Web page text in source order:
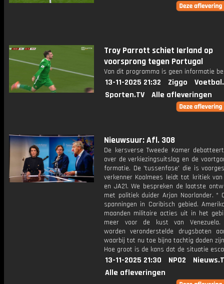
Troy Parrott schiet Ierland op
voorsprong tegen Portugal
Van dit programma is geen informatie
13-11-2025 21:32 Ziggo
Sporten.TV
Alle afleveringen
Nieuwsuur: Afl. 308
De kersverse Tweede Kamer
over de verkiezingsuitslag en de
formatie. De 'tussenfase' die is
verkenner Koolmees leidt tot kritiek van
en JA21. We bespreken de laatste
met politiek duider Arjan Noorlander. *
spanningen in Caribisch gebied.
maanden militaire acties uit in het
meer voor de kust van Venezuela.
worden veronderstelde drugsboten
waarbij tot nu toe bijna tachtig doden
Hoe groot is de kans dat de situatie
13-11-2025 21:30 NPO2
Alle afleveringen